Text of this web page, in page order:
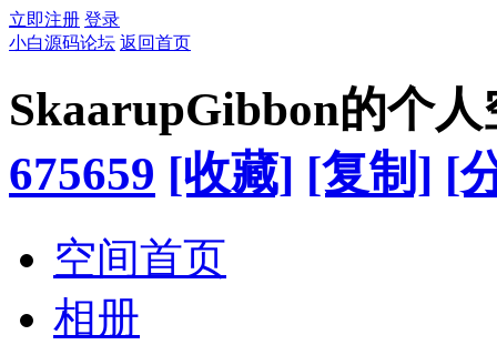
立即注册 登录
小白源码论坛 返回首页
SkaarupGibbon的个人
675659 [收藏] [复制] [
空间首页
相册